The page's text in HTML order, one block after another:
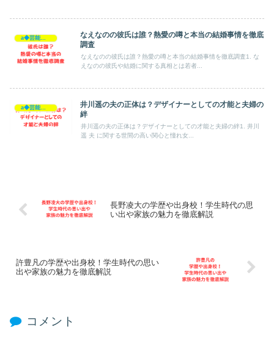
a◆芸能人◆
なえなのの彼氏は誰？熱愛の噂と本当の結婚事情を徹底
調査
なえなのの彼氏は誰？熱愛の噂と本当の結婚事情を徹底調査1. な
えなのの彼氏や結婚に関する真相とは若者...
井川遥の夫の正体は？デザイナーとしての才能と夫婦の
絆
井川遥の夫の正体は？デザイナーとしての才能と夫婦の絆1. 井川
遥 夫 に関する世間の高い関心と憧れ女...
長野凌大の学歴や出身校！学生時代の思
い出や家族の魅力を徹底解説
許豊凡の学歴や出身校！学生時代の思い
出や家族の魅力を徹底解説
コメント